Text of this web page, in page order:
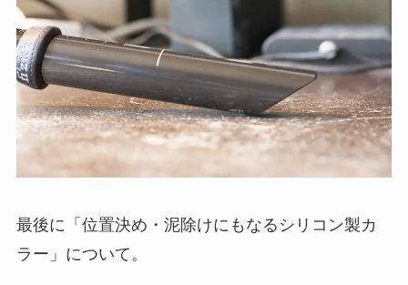
最後に「位置決め・泥除けにもなるシリコン製カ
ラー」について。